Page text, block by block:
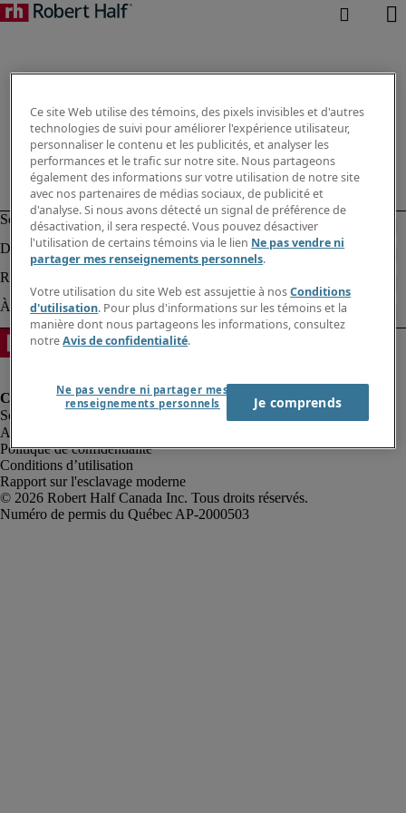
Alerte à la fraude
Politique de confidentialité
Conditions d’utilisation
Rapport sur l'esclavage moderne
Robert Half Canada Inc. Tous droits réservés.
Ce site Web utilise des témoins, des pixels invisibles et d'autres
technologies de suivi pour améliorer l'expérience utilisateur,
personnaliser le contenu et les publicités, et analyser les
performances et le trafic sur notre site. Nous partageons
également des informations sur votre utilisation de notre site
avec nos partenaires de médias sociaux, de publicité et
d'analyse. Si nous avons détecté un signal de préférence de
désactivation, il sera respecté. Vous pouvez désactiver
l'utilisation de certains témoins via le lien Ne pas vendre ni
partager mes renseignements personnels.
Votre utilisation du site Web est assujettie à nosConditions
d'utilisation. Pour plus d'informations sur les témoins et la
manière dont nous partageons les informations, consultez
notreAvis de confidentialité.
Ne pas vendre ni partager mes
renseignements personnels
Je comprends